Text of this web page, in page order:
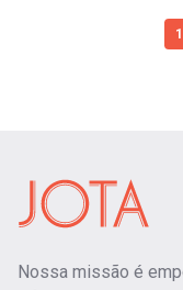
1
Nossa missão é